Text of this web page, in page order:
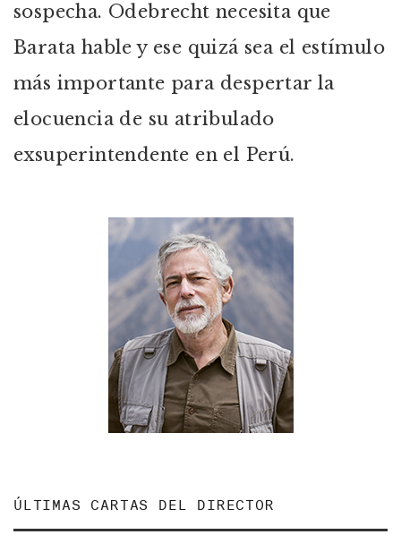
sospecha. Odebrecht necesita que
Barata hable y ese quizá sea el estímulo
más importante para despertar la
elocuencia de su atribulado
exsuperintendente en el Perú.
ÚLTIMAS CARTAS DEL DIRECTOR